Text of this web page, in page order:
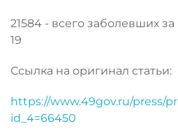
21584 - всего заболевших
19
Ссылка на оригинал статьи:
https://www.49gov.ru/press/
id_4=66450